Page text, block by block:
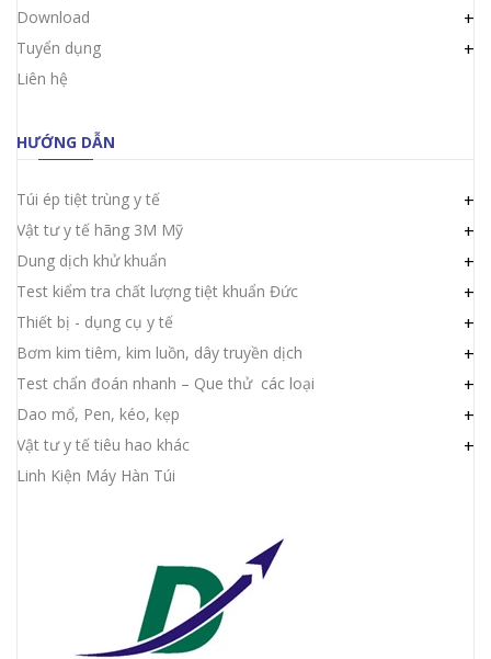
Download
+
Tuyển dụng +
Liên hệ
HƯỚNG DẪN
Túi ép tiệt trùng y tế +
Vật tư y tế hãng 3M Mỹ +
Dung dịch khử khuẩn +
Test kiểm tra chất lượng tiệt khuẩn Đức +
Thiết bị - dụng cụ y tế +
Bơm kim tiêm, kim luồn, dây truyền dịch +
Test chẩn đoán nhanh – Que thử các loại +
Dao mổ, Pen, kéo, kẹp +
Vật tư y tế tiêu hao khác +
Linh Kiện Máy Hàn Túi